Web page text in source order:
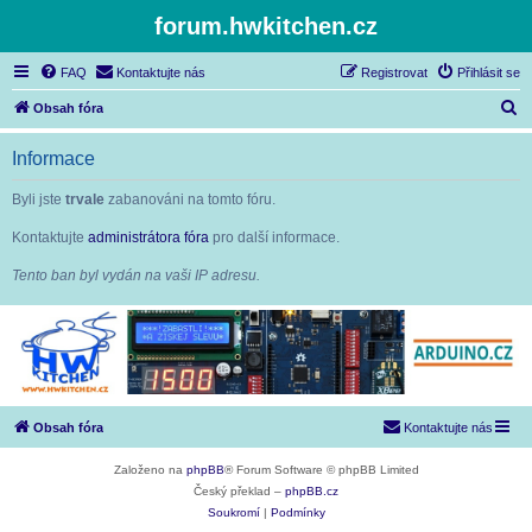
forum.hwkitchen.cz
FAQ Kontaktujte nás Přihlásit se
Registrovat
Obsah fóra
l
Informace
Byli jste trvale zabanováni na tomto fóru.
Kontaktujte administrátora fóra pro další informace.
Tento ban byl vydán na vaši IP adresu.
Obsah fóra Kontaktujte nás
Založeno na phpBB® Forum Software © phpBB Limited
Český překlad – phpBB.cz
Soukromí
Podmínky